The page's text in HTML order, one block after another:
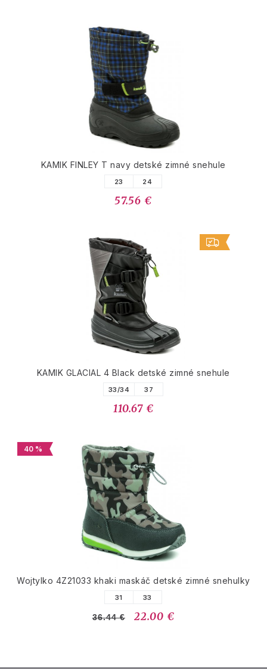
KAMIK FINLEY T navy detské zimné snehule
23 24
57.56 €
KAMIK GLACIAL 4 Black detské zimné snehule
33/34 37
110.67 €
40 %
Wojtylko 4Z21033 khaki maskáč detské zimné snehulky
31 33
36.44 € 22.00 €